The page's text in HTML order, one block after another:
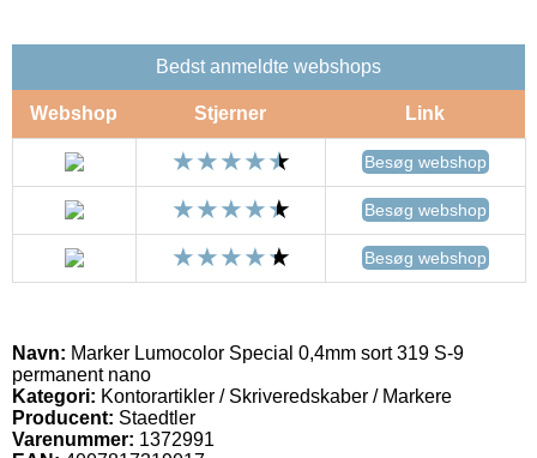
Bedst anmeldte webshops
Webshop Stjerner Link
Besøg webshop
Besøg webshop
Besøg webshop
Navn: Marker Lumocolor Special 0,4mm sort 319 S-9
permanent nano
Kategori: Kontorartikler / Skriveredskaber / Markere
Producent: Staedtler
Varenummer: 1372991